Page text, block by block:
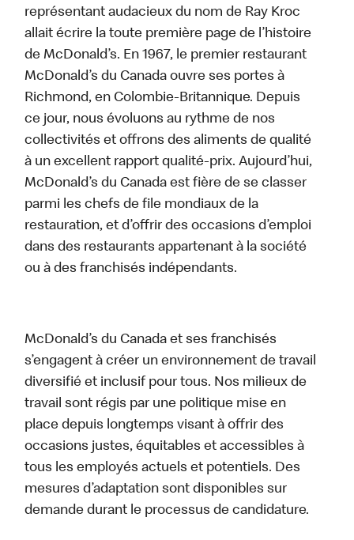
représentant audacieux du nom de Ray Kroc
allait écrire la toute première page de l’histoire
de McDonald’s. En 1967, le premier restaurant
McDonald’s du Canada ouvre ses portes à
Richmond, en Colombie-Britannique. Depuis
ce jour, nous évoluons au rythme de nos
collectivités et offrons des aliments de qualité
à un excellent rapport qualité-prix. Aujourd’hui,
McDonald’s du Canada est fière de se classer
parmi les chefs de file mondiaux de la
restauration, et d’offrir des occasions d’emploi
dans des restaurants appartenant à la société
ou à des franchisés indépendants.
McDonald’s du Canada et ses franchisés
s’engagent à créer un environnement de travail
diversifié et inclusif pour tous. Nos milieux de
travail sont régis par une politique mise en
place depuis longtemps visant à offrir des
occasions justes, équitables et accessibles à
tous les employés actuels et potentiels. Des
mesures d’adaptation sont disponibles sur
demande durant le processus de candidature.